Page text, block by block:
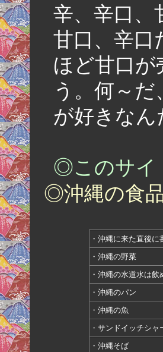
辛、辛口、
甘口、辛口
ほど甘口
う。何～
が好きなん
◎このサイ
◎沖縄の食
・沖縄に来た直後に
・沖縄の野菜
・沖縄の水道水は飲
・沖縄のパン
・沖縄の魚
・サンドイッチシャ
・沖縄そば